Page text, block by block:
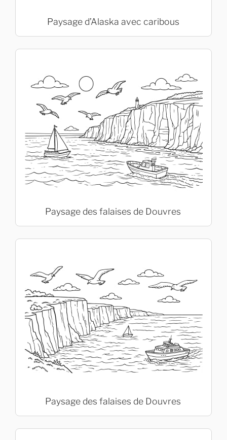
Paysage d’Alaska avec caribous
Paysage des falaises de Douvres
Paysage des falaises de Douvres